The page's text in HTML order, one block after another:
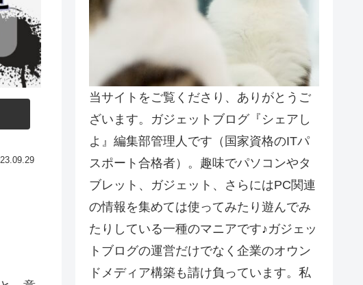
当サイトをご覧くださり、ありがとうご
ざいます。ガジェットブログ『シェアし
よ』編集部管理人です（国家資格のITパ
スポート合格者）。趣味でパソコンやタ
ブレット、ガジェット、さらにはPC関連
の情報を集めては使ってみたり遊んでみ
たりしている一種のマニアです♪ガジェッ
トブログの運営だけでなく企業のオウン
ドメディア構築も請け負っています。私